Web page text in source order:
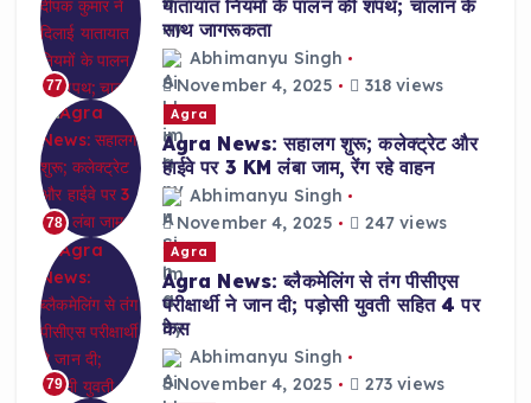
77
यातायात नियमों के पालन की शपथ; चालान के
साथ जागरूकता
Abhimanyu Singh
November 4, 2025
318 views
78
Agra
Agra News: सहालग शुरू; कलेक्ट्रेट और
हाईवे पर 3 KM लंबा जाम, रेंग रहे वाहन
Abhimanyu Singh
November 4, 2025
247 views
79
Agra
Agra News: ब्लैकमेलिंग से तंग पीसीएस
परीक्षार्थी ने जान दी; पड़ोसी युवती सहित 4 पर
केस
Abhimanyu Singh
November 4, 2025
273 views